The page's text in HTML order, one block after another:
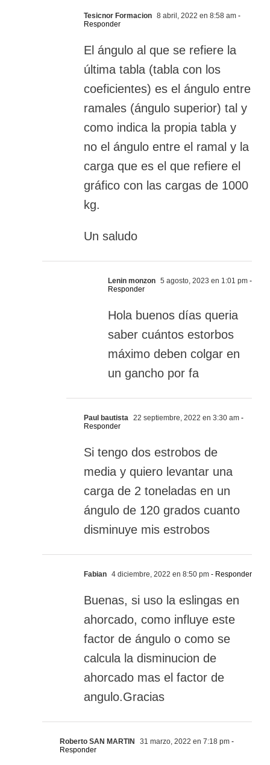
Tesicnor Formacion 8 abril, 2022 en 8:58 am -
Responder
El ángulo al que se refiere la
última tabla (tabla con los
coeficientes) es el ángulo entre
ramales (ángulo superior) tal y
como indica la propia tabla y
no el ángulo entre el ramal y la
carga que es el que refiere el
gráfico con las cargas de 1000
kg.
Un saludo
Lenin monzon 5 agosto, 2023 en 1:01 pm -
Responder
Hola buenos días queria
saber cuántos estorbos
máximo deben colgar en
un gancho por fa
Paul bautista 22 septiembre, 2022 en 3:30 am -
Responder
Si tengo dos estrobos de
media y quiero levantar una
carga de 2 toneladas en un
ángulo de 120 grados cuanto
disminuye mis estrobos
Fabian 4 diciembre, 2022 en 8:50 pm - Responder
Buenas, si uso la eslingas en
ahorcado, como influye este
factor de ángulo o como se
calcula la disminucion de
ahorcado mas el factor de
angulo.Gracias
Roberto SAN MARTIN 31 marzo, 2022 en 7:18 pm -
Responder